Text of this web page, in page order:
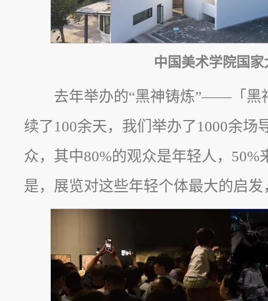
中国美术学院国
去年举办的“黑神铸炼”——「黑
续了100余天，我们举办了1000余场
众，其中80%的观众是年轻人，50%
是，展览对这些年轻个体最大的启